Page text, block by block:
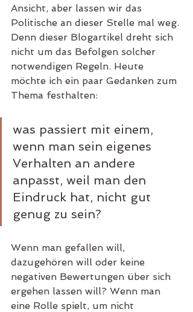
Ansicht, aber lassen wir das
Politische an dieser Stelle mal weg.
Denn dieser Blogartikel dreht sich
nicht um das Befolgen solcher
notwendigen Regeln. Heute
möchte ich ein paar Gedanken zum
Thema festhalten:
was passiert mit einem,
wenn man sein eigenes
Verhalten an andere
anpasst, weil man den
Eindruck hat, nicht gut
genug zu sein?
Wenn man gefallen will,
dazugehören will oder keine
negativen Bewertungen über sich
ergehen lassen will? Wenn man
eine Rolle spielt, um nicht